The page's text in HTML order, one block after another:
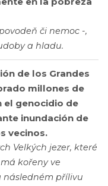
či nemoc -,
a hladu.
de los Grandes
millones de
el genocidio de
inundación de
vecinos.
Velkých jezer, které
kořeny ve
následném přílivu